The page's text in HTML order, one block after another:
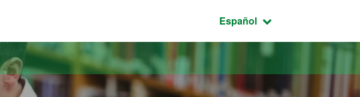
Idioma seleccionado:
Español